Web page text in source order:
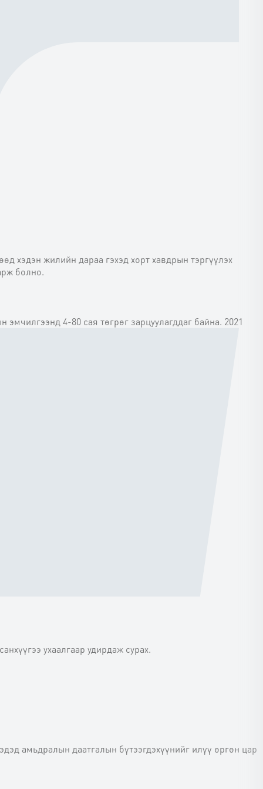
хэдэн жилийн дараа гэхэд хорт хавдрын тэргүүлэх
болно.
4-80 сая төгрөг зарцуулагддаг байна. 2021
ухаалгаар удирдаж сурах.
амьдралын даатгалын бүтээгдэхүүнийг илүү өргөн цар